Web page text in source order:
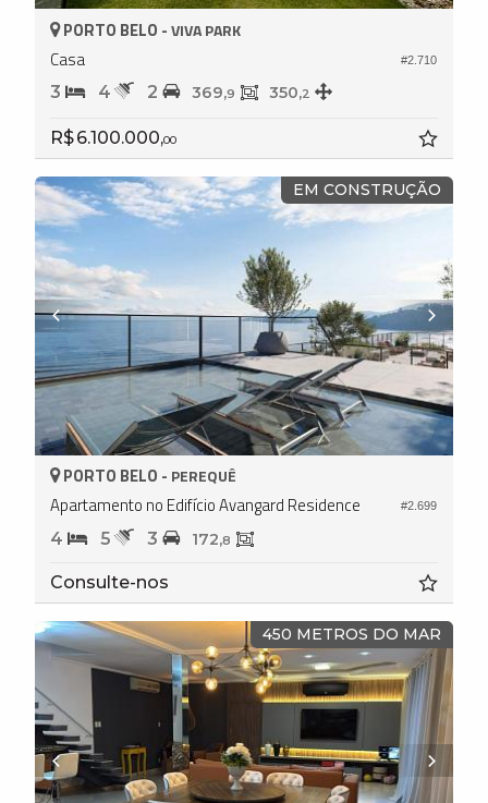
#2.710
PORTO BELO -VIVA PARK
Casa
3 4 2 369,9 350,2
R$ 6.100.000,00
EM CONSTRUÇÃO
#2.699
PORTO BELO - PEREQUÊ
Apartamento no Edifício Avangard Residence
4 5 3 172,8
Consulte-nos
450 METROS DO MAR